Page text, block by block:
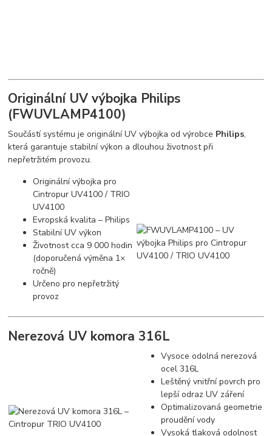
Originální UV výbojka Philips
(FWUVLAMP4100)
Součástí systému je originální UV výbojka od výrobce Philips,
která garantuje stabilní výkon a dlouhou životnost při
nepřetržitém provozu.
Originální výbojka pro
Cintropur UV4100 / TRIO
UV4100
Evropská kvalita – Philips
Stabilní UV výkon
Životnost cca 9 000 hodin
(doporučená výměna 1×
ročně)
Určeno pro nepřetržitý
provoz
Nerezová UV komora 316L
Vysoce odolná nerezová
ocel 316L
Leštěný vnitřní povrch pro
lepší odraz UV záření
Optimalizovaná geometrie
proudění vody
Vysoká tlaková odolnost